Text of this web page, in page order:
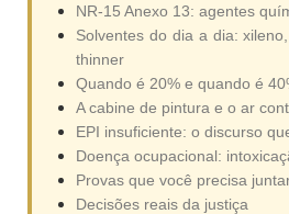
NR-15 Anexo 13: agentes
Solventes do dia a dia:
thinner
Quando é 20% e quando é
A cabine de pintura e o ar
EPI insuficiente: o discurso
Doença ocupacional:
Provas que você precisa
Decisões reais da justiça